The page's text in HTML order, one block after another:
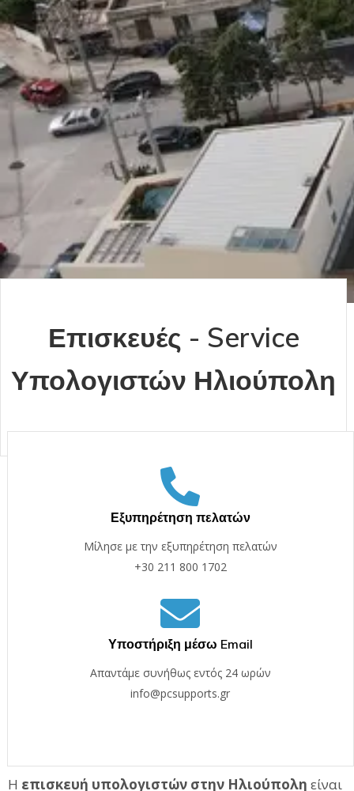
Επισκευές - Service
Υπολογιστών Ηλιούπολη
Εξυπηρέτηση πελατών
Μίλησε με την εξυπηρέτηση πελατών
+30 211 800 1702
Υποστήριξη μέσω Email
Απαντάμε συνήθως εντός 24 ωρών
info@pcsupports.gr
Η επισκευή υπολογιστών στην Ηλιούπολη είναι